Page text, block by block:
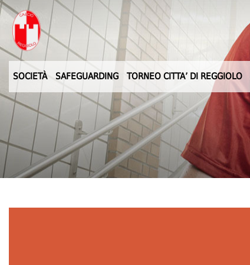
SOCIETÀ SAFEGUARDING TORNEO CITTA’ DI REGGIOLO